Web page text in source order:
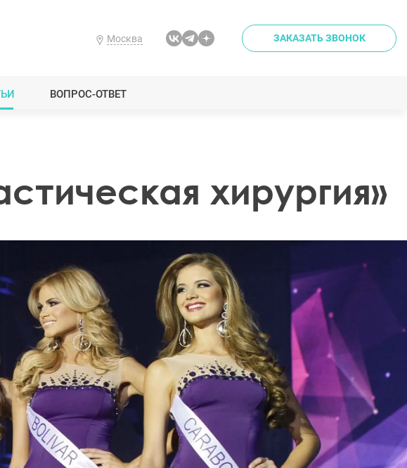
Москва ЗАКАЗАТЬ ЗВОНОК
ВОПРОС-ОТВЕТ
хирургия»